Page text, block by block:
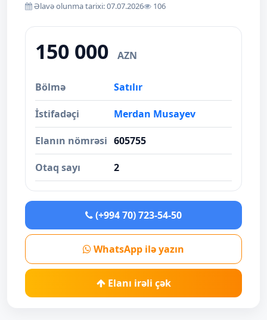
Əlavə olunma tarixi: 07.07.2026 106
150 000 AZN
Bölmə Satılır
İstifadəçi Merdan Musayev
Elanın nömrəsi 605755
Otaq sayı 2
(+994 70) 723-54-50
WhatsApp ilə yazın
Elanı irəli çək